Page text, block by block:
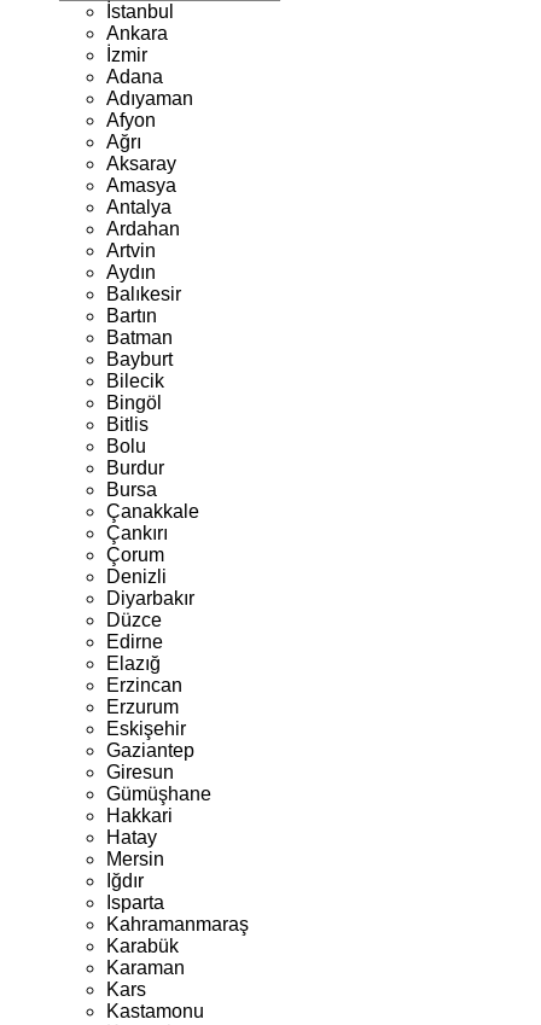
İstanbul
Ankara
İzmir
Adana
Adıyaman
Afyon
Ağrı
Aksaray
Amasya
Antalya
Ardahan
Artvin
Aydın
Balıkesir
Bartın
Batman
Bayburt
Bilecik
Bingöl
Bitlis
Bolu
Burdur
Bursa
Çanakkale
Çankırı
Çorum
Denizli
Diyarbakır
Düzce
Edirne
Elazığ
Erzincan
Erzurum
Eskişehir
Gaziantep
Giresun
Gümüşhane
Hakkari
Hatay
Mersin
Iğdır
Isparta
Kahramanmaraş
Karabük
Karaman
Kars
Kastamonu